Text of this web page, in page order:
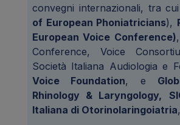
convegni internazionali, tra
of European Phoniatricians),
European Voice Conference)
Conference, Voice
Società Italiana Audiologia e
Voice Foundation, e
Rhinology & Laryngology,
Italiana di Otorinolaringoiatria